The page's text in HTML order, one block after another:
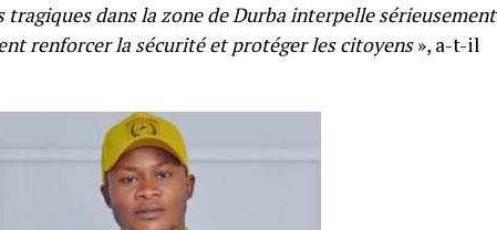
dans la zone de Durba interpelle sérieusement
renforcer la sécurité et protéger les citoyens», a-t-il